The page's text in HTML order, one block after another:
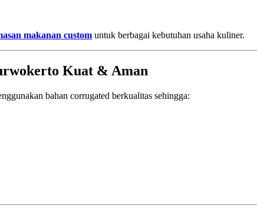
makanan custom untuk berbagai kebutuhan usaha kuliner.
Kuat & Aman
bahan corrugated berkualitas sehingga: